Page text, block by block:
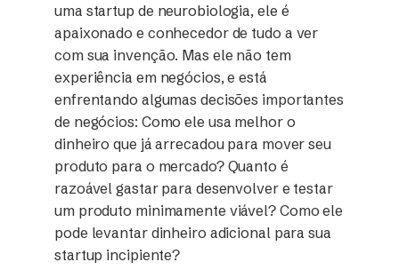
uma startup de neurobiologia, ele é
apaixonado e conhecedor de tudo a ver
com sua invenção. Mas ele não tem
experiência em negócios, e está
enfrentando algumas decisões importantes
de negócios: Como ele usa melhor o
dinheiro que já arrecadou para mover seu
produto para o mercado? Quanto é
razoável gastar para desenvolver e testar
um produto minimamente viável? Como ele
pode levantar dinheiro adicional para sua
startup incipiente?